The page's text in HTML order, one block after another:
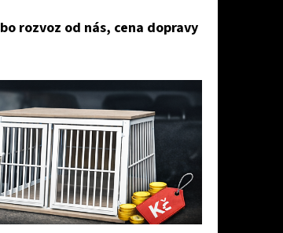
rozvoz od nás, cena dopravy